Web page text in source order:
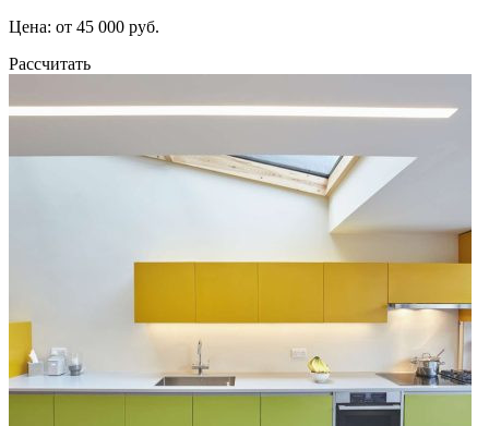
Цена: от 45 000 руб.
Рассчитать